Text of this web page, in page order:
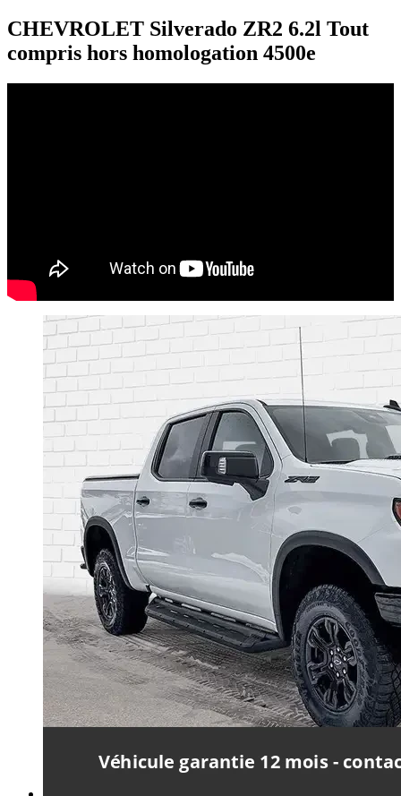
CHEVROLET Silverado ZR2 6.2l Tout
compris hors homologation 4500e